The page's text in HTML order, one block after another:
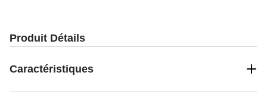
Produit Détails
Caractéristiques